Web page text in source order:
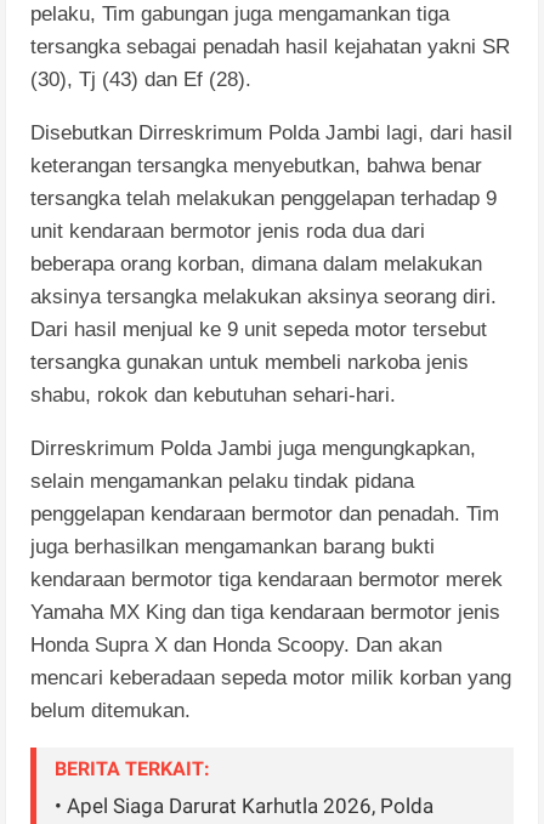
pelaku, Tim gabungan juga mengamankan tiga
tersangka sebagai penadah hasil kejahatan yakni SR
(30), Tj (43) dan Ef (28).
Disebutkan Dirreskrimum Polda Jambi lagi, dari hasil
keterangan tersangka menyebutkan, bahwa benar
tersangka telah melakukan penggelapan terhadap 9
unit kendaraan bermotor jenis roda dua dari
beberapa orang korban, dimana dalam melakukan
aksinya tersangka melakukan aksinya seorang diri.
Dari hasil menjual ke 9 unit sepeda motor tersebut
tersangka gunakan untuk membeli narkoba jenis
shabu, rokok dan kebutuhan sehari-hari.
Dirreskrimum Polda Jambi juga mengungkapkan,
selain mengamankan pelaku tindak pidana
penggelapan kendaraan bermotor dan penadah. Tim
juga berhasilkan mengamankan barang bukti
kendaraan bermotor tiga kendaraan bermotor merek
Yamaha MX King dan tiga kendaraan bermotor jenis
Honda Supra X dan Honda Scoopy. Dan akan
mencari keberadaan sepeda motor milik korban yang
belum ditemukan.
BERITA TERKAIT:
• Apel Siaga Darurat Karhutla 2026, Polda